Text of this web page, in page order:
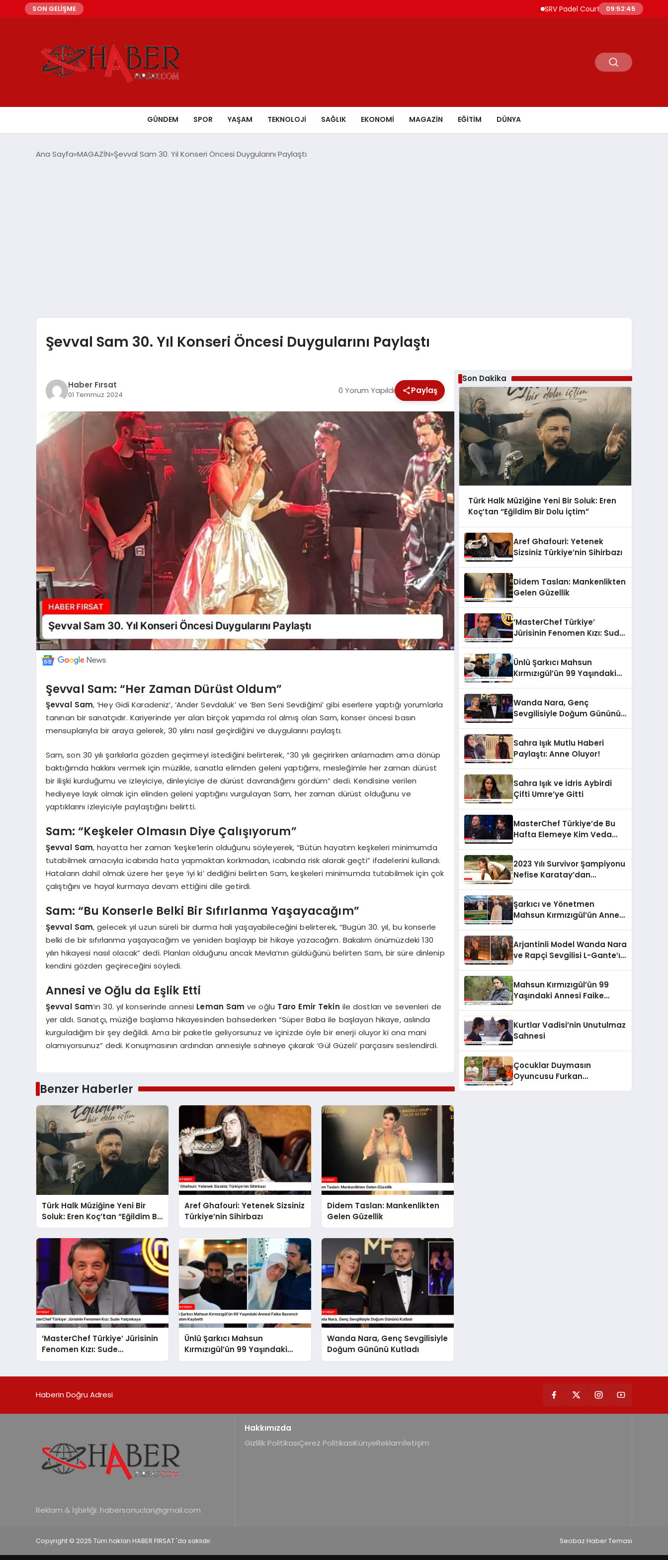
SON GELİŞME SRV Padel Court, Türkiye’den Dünyaya
09:52:46
GÜNDEM SPOR YAŞAM TEKNOLOJİ SAĞLIK EKONOMİ MAGAZİN EĞİTİM DÜNYA
Ana Sayfa MAGAZİN Şevval Sam 30. Yıl Konseri Öncesi Duygularını Paylaştı
Şevval Sam 30. Yıl Konseri Öncesi Duygularını Paylaştı
Haber Fırsat
01 Temmuz 2024 0 Yorum Yapıldı Paylaş
Şevval Sam: “Her Zaman Dürüst Oldum”
Şevval Sam, ‘Hey Gidi Karadeniz’, ‘Ander Sevdaluk’ ve ‘Ben Seni Sevdiğimi’ gibi eserlere yaptığı yorumlarla
tanınan bir sanatçıdır. Kariyerinde yer alan birçok yapımda rol almış olan Sam, konser öncesi basın
mensuplarıyla bir araya gelerek, 30 yılını nasıl geçirdiğini ve duygularını paylaştı.
Sam, son 30 yılı şarkılarla gözden geçirmeyi istediğini belirterek, “30 yılı geçirirken anlamadım ama dönüp
baktığımda hakkını vermek için müzikle, sanatla elimden geleni yaptığımı, mesleğimle her zaman dürüst
bir ilişki kurduğumu ve izleyiciye, dinleyiciye de dürüst davrandığımı gördüm” dedi. Kendisine verilen
hediyeye layık olmak için elinden geleni yaptığını vurgulayan Sam, her zaman dürüst olduğunu ve
yaptıklarını izleyiciyle paylaştığını belirtti.
Sam: “Keşkeler Olmasın Diye Çalışıyorum”
Şevval Sam, hayatta her zaman ‘keşke’lerin olduğunu söyleyerek, “Bütün hayatım keşkeleri minimumda
tutabilmek amacıyla icabında hata yapmaktan korkmadan, icabında risk alarak geçti” ifadelerini kullandı.
Hataların dahil olmak üzere her şeye ‘iyi ki’ dediğini belirten Sam, keşkeleri minimumda tutabilmek için çok
çalıştığını ve hayal kurmaya devam ettiğini dile getirdi.
Sam: “Bu Konserle Belki Bir Sıfırlanma Yaşayacağım”
Şevval Sam, gelecek yıl uzun süreli bir durma hali yaşayabileceğini belirterek, “Bugün 30. yıl, bu konserle
belki de bir sıfırlanma yaşayacağım ve yeniden başlayıp bir hikaye yazacağım. Bakalım önümüzdeki 130
yılın hikayesi nasıl olacak” dedi. Planları olduğunu ancak Mevla’nın güldüğünü belirten Sam, bir süre dinlenip
kendini gözden geçireceğini söyledi.
Annesi ve Oğlu da Eşlik Etti
Şevval Sam‘ın 30. yıl konserinde annesi Leman Sam ve oğlu Taro Emir Tekin ile dostları ve sevenleri de
yer aldı. Sanatçı, müziğe başlama hikayesinden bahsederken “Süper Baba ile başlayan hikaye, aslında
kurguladığım bir şey değildi. Ama bir paketle geliyorsunuz ve içinizde öyle bir enerji oluyor ki ona mani
olamıyorsunuz” dedi. Konuşmasının ardından annesiyle sahneye çıkarak ‘Gül Güzeli’ parçasını seslendirdi.
Benzer Haberler
Türk Halk Müziğine Yeni Bir
Soluk: Eren Koç’tan “Eğildim Bir
Dolu İçtim”
Aref Ghafouri: Yetenek Sizsiniz
Türkiye’nin Sihirbazı
Didem Taslan: Mankenlikten
Gelen Güzellik
‘MasterChef Türkiye’ Jürisinin
Fenomen Kızı: Sude
Yalçınkaya
Ünlü Şarkıcı Mahsun
Kırmızıgül’ün 99 Yaşındaki
Annesi Faike Bazencir
Wanda Nara, Genç Sevgilisiyle
Doğum Gününü Kutladı
Son Dakika
Türk Halk Müziğine Yeni Bir Soluk: Eren
Koç’tan “Eğildim Bir Dolu İçtim”
Aref Ghafouri: Yetenek
Sizsiniz Türkiye’nin Sihirbazı
Didem Taslan: Mankenlikten
Gelen Güzellik
‘MasterChef Türkiye’
Jürisinin Fenomen Kızı: Sude
Ünlü Şarkıcı Mahsun
Kırmızıgül’ün 99 Yaşındaki
Wanda Nara, Genç
Sevgilisiyle Doğum Gününü
Sahra Işık Mutlu Haberi
Paylaştı: Anne Oluyor!
Sahra Işık ve İdris Aybirdi
Çifti Umre’ye Gitti
MasterChef Türkiye’de Bu
Hafta Elemeye Kim Veda
2023 Yılı Survivor Şampiyonu
Nefise Karatay’dan
Şarkıcı ve Yönetmen
Mahsun Kırmızıgül’ün Annesi
Arjantinli Model Wanda Nara
ve Rapçi Sevgilisi L-Gante’ın
Mahsun Kırmızıgül’ün 99
Yaşındaki Annesi Faike
Kurtlar Vadisi’nin Unutulmaz
Sahnesi
Çocuklar Duymasın
Oyuncusu Furkan
Haberin Doğru Adresi
Reklam & İşbirliği: habersonuclari@gmail.com
Hakkımızda
Gizlilik PolitikasıÇerez PolitikasıKünyeReklamİletişim
Copyright © 2025 Tüm hakları HABER FIRSAT 'da saklıdır. Seobaz Haber Teması